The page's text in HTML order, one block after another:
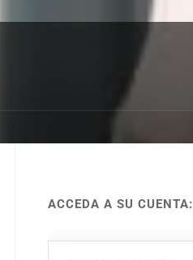
ACCEDA A SU CUENTA: